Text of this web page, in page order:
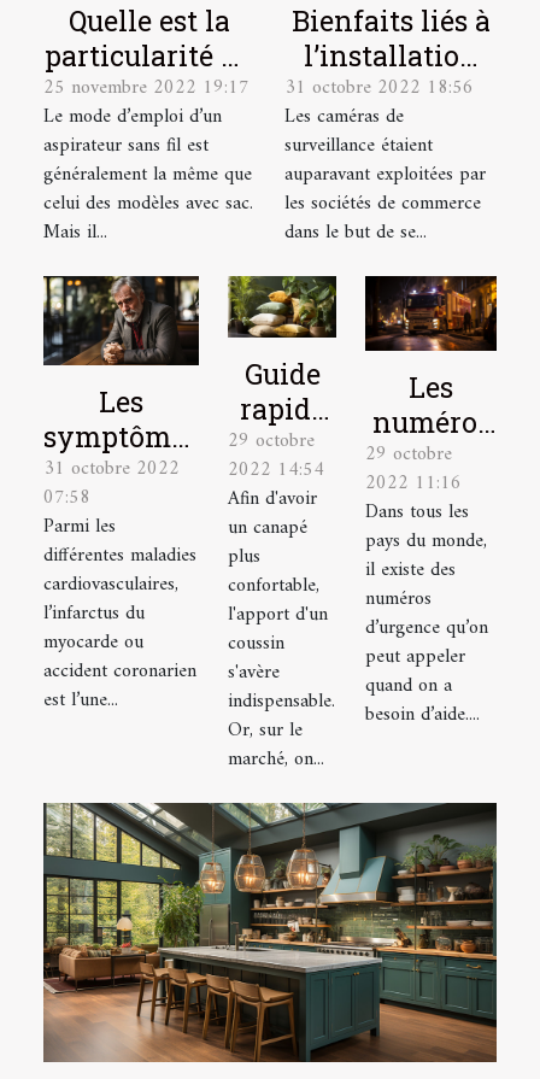
Quelle est la
particularité du
mode d’emploi
d’un aspirateur
sans sacs ?
25 novembre 2022 19:17
Le mode d’emploi d’un
aspirateur sans fil est
généralement la même que
celui des modèles avec sac.
Mais il...
Bienfaits liés à
l’installation
d’une caméra
de surveillance
chez soi
31 octobre 2022 18:56
Les caméras de
surveillance étaient
auparavant exploitées par
les sociétés de commerce
dans le but de se...
Les
symptômes
d’un
infarctus
du
myocarde
et la
réaction
d'urgence à
avoir
31 octobre 2022
07:58
Parmi les
différentes maladies
cardiovasculaires,
l’infarctus du
myocarde ou
accident coronarien
est l’une...
Guide
rapide
pour
choisir
un
coussin
tropical
29 octobre
2022 14:54
Afin d'avoir
un canapé
plus
confortable,
l'apport d'un
coussin
s'avère
indispensable.
Or, sur le
marché, on...
Les
numéros
à appeler
en
situation
d’urgence
à Lyon
29 octobre
2022 11:16
Dans tous les
pays du monde,
il existe des
numéros
d’urgence qu’on
peut appeler
quand on a
besoin d’aide....